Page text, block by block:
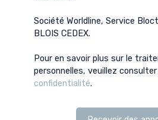
Société Worldline, Service
BLOIS CEDEX.
Pour en savoir plus sur le
personnelles, veuillez
confidentialité.